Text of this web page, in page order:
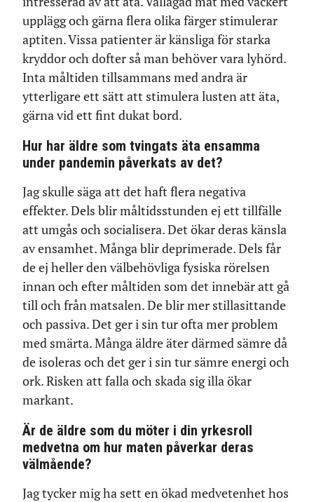
upplägg och gärna flera olika färger stimulerar
aptiten. Vissa patienter är känsliga för starka
kryddor och dofter så man behöver vara lyhörd.
Inta måltiden tillsammans med andra är
ytterligare ett sätt att stimulera lusten att äta,
gärna vid ett fint dukat bord.
Hur har äldre som tvingats äta ensamma
under pandemin påverkats av det?
Jag skulle säga att det haft flera negativa
effekter. Dels blir måltidsstunden ej ett tillfälle
att umgås och socialisera. Det ökar deras känsla
av ensamhet. Många blir deprimerade. Dels får
de ej heller den välbehövliga fysiska rörelsen
innan och efter måltiden som det innebär att gå
till och från matsalen. De blir mer stillasittande
och passiva. Det ger i sin tur ofta mer problem
med smärta. Många äldre äter därmed sämre då
de isoleras och det ger i sin tur sämre energi och
ork. Risken att falla och skada sig illa ökar
markant.
Är de äldre som du möter i din yrkesroll
medvetna om hur maten påverkar deras
välmående?
Jag tycker mig ha sett en ökad medvetenhet hos